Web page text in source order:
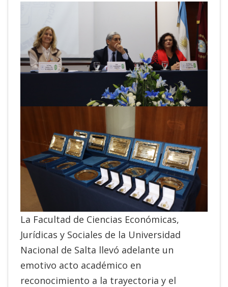
La Facultad de Ciencias Económicas,
Jurídicas y Sociales de la Universidad
Nacional de Salta llevó adelante un
emotivo acto académico en
reconocimiento a la trayectoria y el